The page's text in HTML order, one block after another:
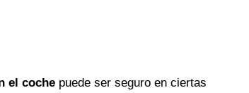
el coche puede ser seguro en ciertas